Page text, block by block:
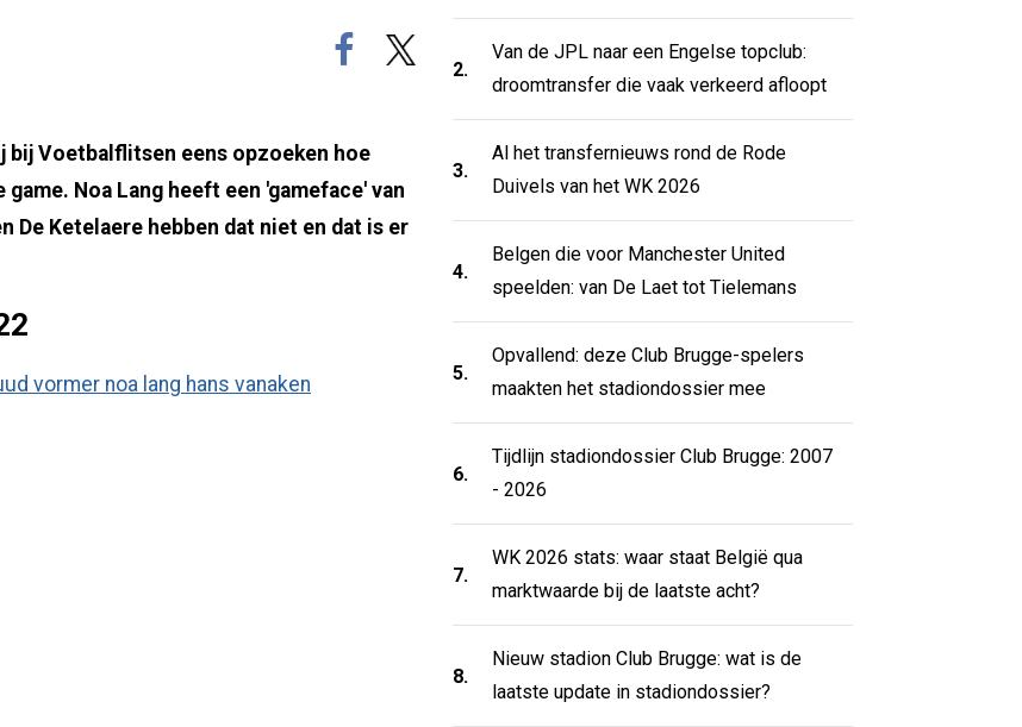
bij Voetbalflitsen eens opzoeken hoe
Noa Lang heeft een 'gameface' van
De Ketelaere hebben dat niet en dat is er
2.
Van de JPL naar een Engelse topclub:
droomtransfer die vaak verkeerd afloopt
3.
Al het transfernieuws rond de Rode
Duivels van het WK 2026
4.
Belgen die voor Manchester United
speelden: van De Laet tot Tielemans
5.
Opvallend: deze Club Brugge-spelers
maakten het stadiondossier mee
6.
Tijdlijn stadiondossier Club Brugge: 2007
- 2026
7.
WK 2026 stats: waar staat België qua
marktwaarde bij de laatste acht?
8.
Nieuw stadion Club Brugge: wat is de
laatste update in stadiondossier?